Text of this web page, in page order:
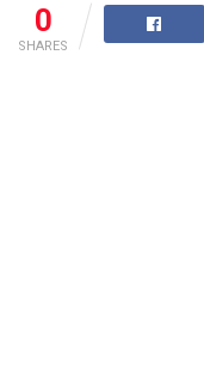
0
SHARES